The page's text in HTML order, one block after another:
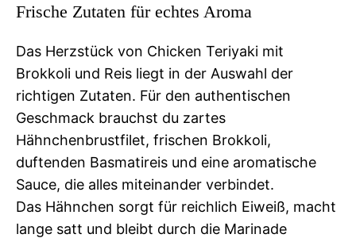
Frische Zutaten für echtes Aroma
Das Herzstück von Chicken Teriyaki mit
Brokkoli und Reis liegt in der Auswahl der
richtigen Zutaten. Für den authentischen
Geschmack brauchst du zartes
Hähnchenbrustfilet, frischen Brokkoli,
duftenden Basmatireis und eine aromatische
Sauce, die alles miteinander verbindet.
Das Hähnchen sorgt für reichlich Eiweiß, macht
lange satt und bleibt durch die Marinade